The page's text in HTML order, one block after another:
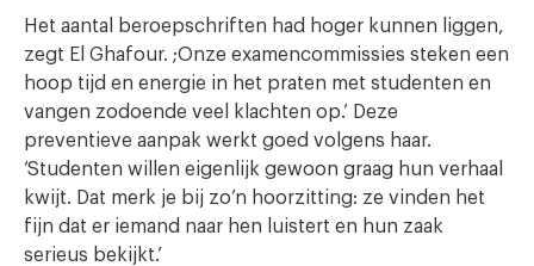
Het aantal beroepschriften had hoger kunnen liggen,
zegt El Ghafour. ;Onze examencommissies steken een
hoop tijd en energie in het praten met studenten en
vangen zodoende veel klachten op.’ Deze
preventieve aanpak werkt goed volgens haar.
‘Studenten willen eigenlijk gewoon graag hun verhaal
kwijt. Dat merk je bij zo’n hoorzitting: ze vinden het
fijn dat er iemand naar hen luistert en hun zaak
serieus bekijkt.’